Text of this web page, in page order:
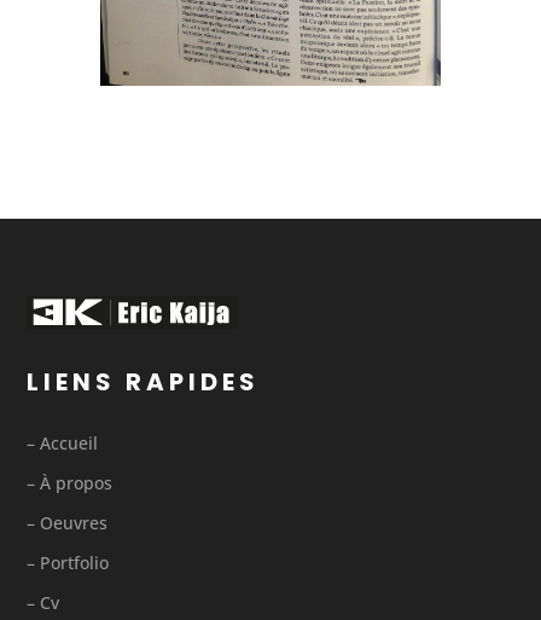
LIENS RAPIDES
– Accueil
– À propos
– Oeuvres
– Portfolio
– Cv